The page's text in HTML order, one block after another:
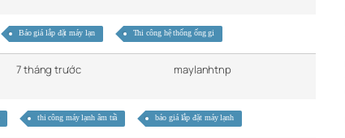
Báo giá lắp đặt máy lạn Thi công hệ thống ống gi
7 tháng trước maylanhtnp
thi công máy lạnh âm trầ báo giá lắp đặt máy lạnh